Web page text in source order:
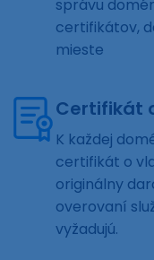
správu
certifikátov,
mieste
Certifikát
K každej
certifikát o
originálny
overovaní
vyžadujú.